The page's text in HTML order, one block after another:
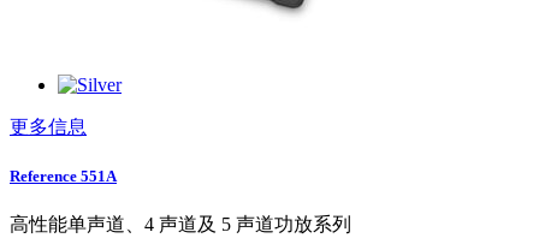
更多信息
Reference 551A
高性能单声道、4 声道及 5 声道功放系列